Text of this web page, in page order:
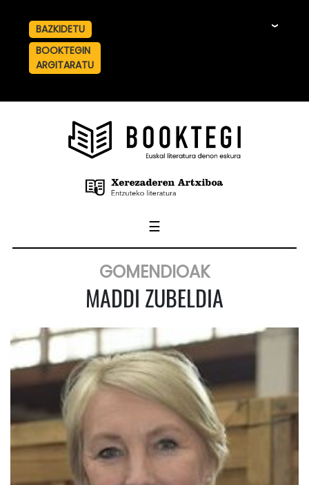
BAZKIDETU
BOOKTEGIN
ARGITARATU
☰
GOMENDIOAK
MADDI ZUBELDIA